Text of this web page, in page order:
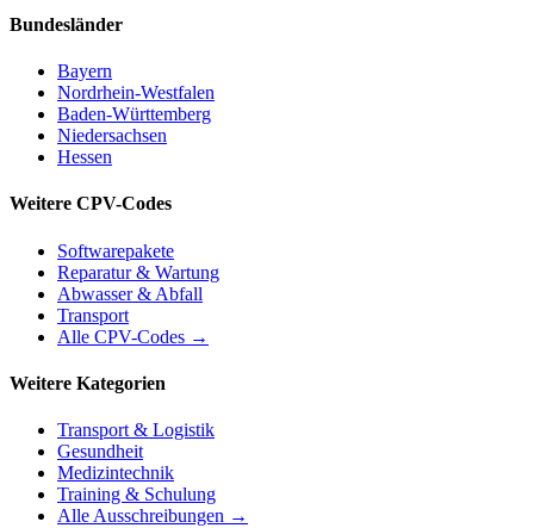
Bundesländer
Bayern
Nordrhein-Westfalen
Baden-Württemberg
Niedersachsen
Hessen
Weitere CPV-Codes
Softwarepakete
Reparatur & Wartung
Abwasser & Abfall
Transport
Alle CPV-Codes →
Weitere Kategorien
Transport & Logistik
Gesundheit
Medizintechnik
Training & Schulung
Alle Ausschreibungen →